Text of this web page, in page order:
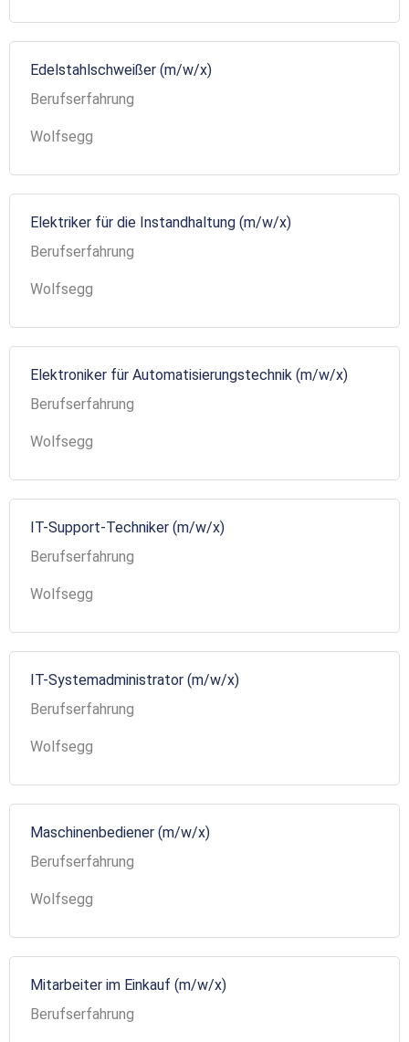
Edelstahlschweißer (m/w/x)
Berufserfahrung
Wolfsegg
Elektriker für die Instandhaltung (m/w/x)
Berufserfahrung
Wolfsegg
Elektroniker für Automatisierungstechnik (m/w/x)
Berufserfahrung
Wolfsegg
IT-Support-Techniker (m/w/x)
Berufserfahrung
Wolfsegg
IT-Systemadministrator (m/w/x)
Berufserfahrung
Wolfsegg
Maschinenbediener (m/w/x)
Berufserfahrung
Wolfsegg
Mitarbeiter im Einkauf (m/w/x)
Berufserfahrung